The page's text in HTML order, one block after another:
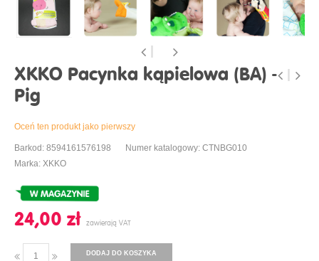
XKKO Pacynka kąpielowa (BA) -
Pig
Oceń ten produkt jako pierwszy
Barkod: 8594161576198
Numer katalogowy: CTNBG010
Marka: XKKO
24,00 ‎zł
DODAJ DO KOSZYKA